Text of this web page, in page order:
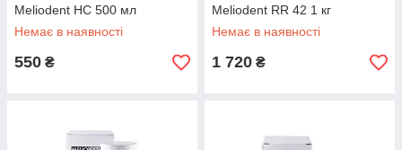
Meliodent HC 500 мл
Немає в наявності
550 ₴
Meliodent RR 42 1 кг
Немає в наявності
1 720 ₴